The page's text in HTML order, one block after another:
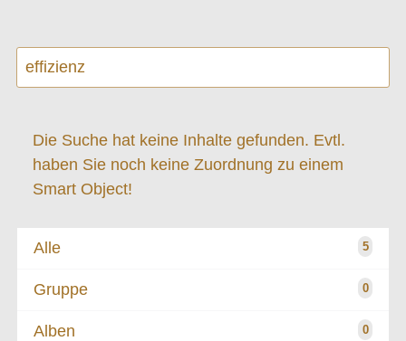
Die Suche hat keine Inhalte gefunden. Evtl.
haben Sie noch keine Zuordnung zu einem
Smart Object!
Alle 5
Gruppe 0
Alben 0